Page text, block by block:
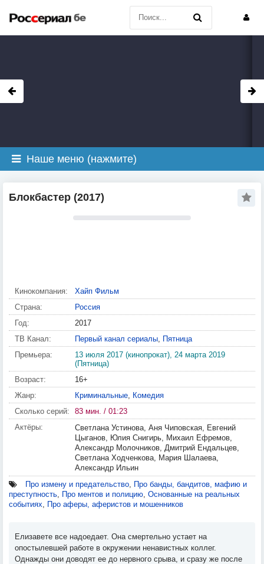
Наше меню (нажмите)
Блокбастер (2017)
Кинокомпания:
Хайп Фильм
Страна:
Россия
Год:
2017
ТВ Канал:
Первый канал сериалы, Пятница
Премьера:
13 июля 2017 (кинопрокат), 24 марта 2019
(Пятница)
Возраст:
16+
Жанр:
Криминальные, Комедия
Сколько серий:
83 мин. / 01:23
Актёры:
Светлана Устинова, Аня Чиповская, Евгений
Цыганов, Юлия Снигирь, Михаил Ефремов,
Александр Молочников, Дмитрий Ендальцев,
Светлана Ходченкова, Мария Шалаева,
Александр Ильин
Про измену и предательство, Про банды, бандитов, мафию и
преступность, Про ментов и полицию, Основанные на реальных
событиях, Про аферы, аферистов и мошенников
Елизавете все надоедает. Она смертельно устает на
опостылевшей работе в окружении ненавистных коллег.
Однажды они доводят ее до нервного срыва, и сразу же после